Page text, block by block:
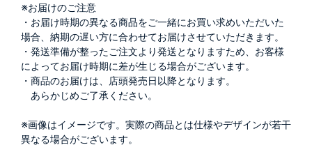
※お届けのご注意
・お届け時期の異なる商品をご一緒にお買い求めいただいた
場合、納期の遅い方に合わせてお届けさせていただきます。
・発送準備が整ったご注文より発送となりますため、お客様
によってお届け時期に差が生じる場合がございます。
・商品のお届けは、店頭発売日以降となります。
あらかじめご了承ください。
※画像はイメージです。実際の商品とは仕様やデザインが若干
異なる場合がございます。